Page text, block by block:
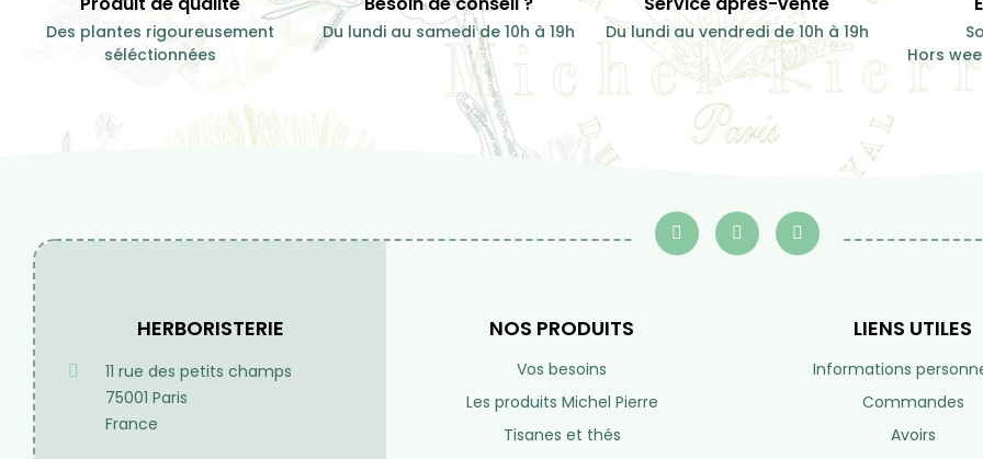
Des plantes rigoureusement
séléctionnées
Du lundi au samedi de 10h à 19h Du lundi au vendredi de 10h à 19h
Hors
HERBORISTERIE
11 rue des petits champs
75001 Paris
France
NOS PRODUITS
Vos besoins
Les produits Michel Pierre
Tisanes et thés
LIENS UTILES
Informations
Commandes
Avoirs